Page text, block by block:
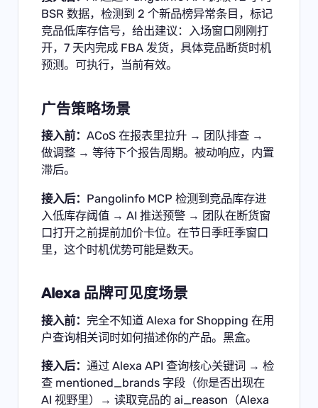
BSR 数据，检测到 2 个新品榜异常条目，标记
竞品低库存信号，给出建议：入场窗口刚刚打
开，7 天内完成 FBA 发货，具体竞品断货时机
预测。可执行，当前有效。
广告策略场景
接入前：ACoS 在报表里拉升 → 团队排查 →
做调整 → 等待下个报告周期。被动响应，内置
滞后。
接入后： Pangolinfo MCP 检测到竞品库存进
入低库存阈值 → AI 推送预警 → 团队在断货窗
口打开之前提前加价卡位。在节日季旺季窗口
里，这个时机优势可能是数天。
Alexa 品牌可见度场景
接入前： 完全不知道 Alexa for Shopping 在用
户查询相关词时如何描述你的产品。黑盒。
接入后：通过 Alexa API 查询核心关键词 → 检
查 mentioned_brands 字段（你是否出现在
AI 视野里）→ 读取竞品的 ai_reason（Alexa